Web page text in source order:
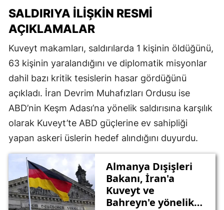
SALDIRIYA ILIŞKIN RESMI
AÇIKLAMALAR
Kuveyt makamları, saldırılarda 1 kişinin öldüğünü,
63 kişinin yaralandığını ve diplomatik misyonlar
dahil bazı kritik tesislerin hasar gördüğünü
açıkladı. İran Devrim Muhafızları Ordusu ise
ABD’nin Keşm Adası’na yönelik saldırısına karşılık
olarak Kuveyt’te ABD güçlerine ev sahipliği
yapan askeri üslerin hedef alındığını duyurdu.
Almanya Dışişleri
Bakanı, İran'a
Kuveyt ve
Bahreyn'e yönelik